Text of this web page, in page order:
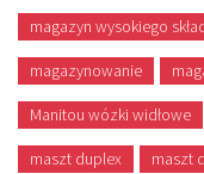
magazyn wysokiego
magazynowanie
Manitou wózki widłowe
maszt duplex maszt